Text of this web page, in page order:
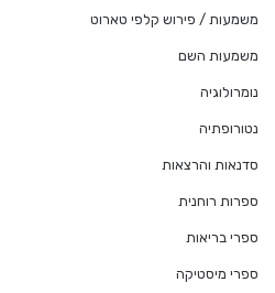
משמעות / פירוש קלפי טארוט
משמעות השם
נומרולוגיה
נטורופתיה
סדנאות והרצאות
ספרות רוחנית
ספרי בריאות
ספרי מיסטיקה